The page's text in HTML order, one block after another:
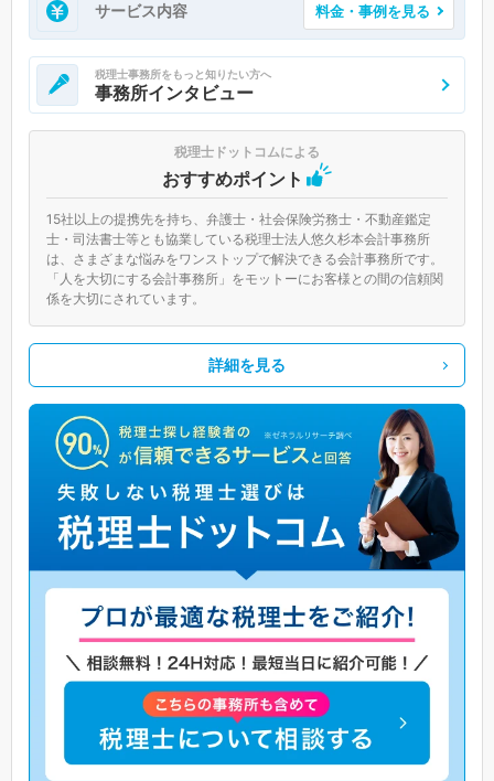
サービス内容 料金・事例を見る
税理士事務所をもっと知りたい方へ
事務所インタビュー
税理士ドットコムによる
おすすめポイント
15社以上の提携先を持ち、弁護士・社会保険労務士・不動産鑑定
士・司法書士等とも協業している税理士法人悠久杉本会計事務所
は、さまざまな悩みをワンストップで解決できる会計事務所です。
「人を大切にする会計事務所」をモットーにお客様との間の信頼関
係を大切にされています。
詳細を見る